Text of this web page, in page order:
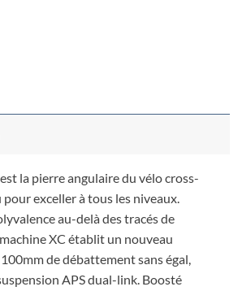
la pierre angulaire du vélo cross-
exceller à tous les niveaux.
au-delà des tracés de
XC établit un nouveau
de débattement sans égal,
APS dual-link. Boosté